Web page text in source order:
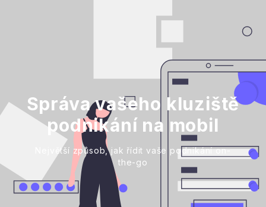
Správa vašeho kluziště
podnikání na mobil
Největší způsob, jak řídit vaše podnikání on-
the-go